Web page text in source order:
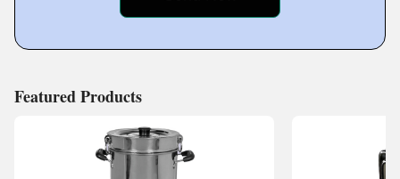
Featured Products